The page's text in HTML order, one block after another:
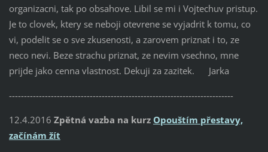
organizacni, tak po obsahove. Libil se mi i Vojtechuv pristup.
Je to clovek, ktery se neboji otevrene se vyjadrit k tomu, co
vi, podelit se o sve zkusenosti, a zarovem priznat i to, ze
neco nevi. Beze strachu priznat, ze nevim vsechno, mne
prijde jako cenna vlastnost. Dekuji za zazitek. Jarka
---------------------------------------------------------------------------
12.4.2016 Zpětná vazba na kurz Opouštím přestavy,
začínám žít